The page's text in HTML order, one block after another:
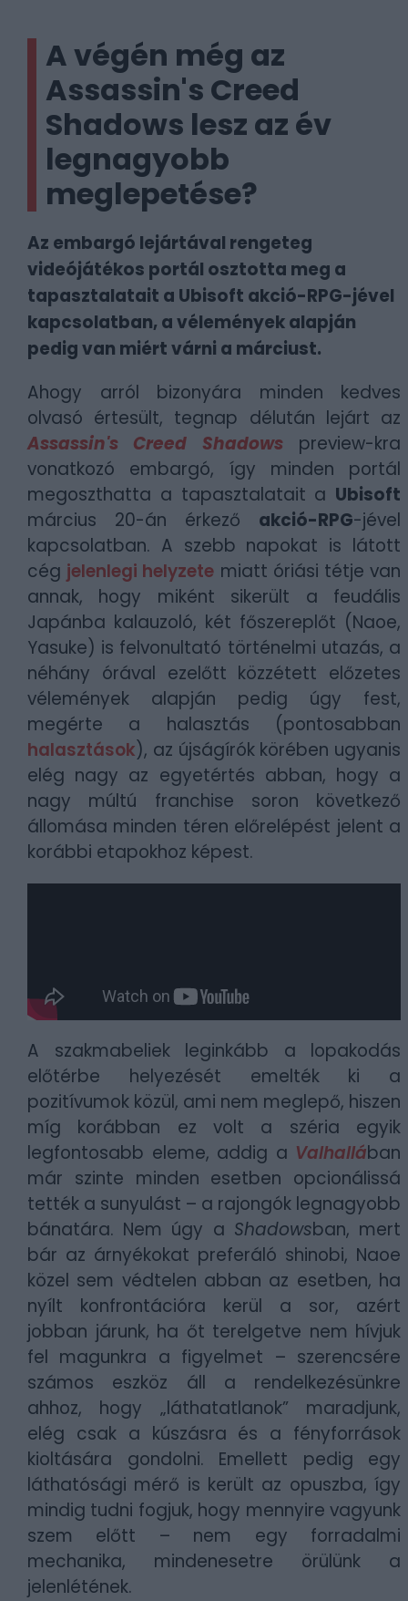
A végén még az
Assassin's Creed
Shadows lesz az év
legnagyobb
meglepetése?
Az embargó lejártával rengeteg
videójátékos portál osztotta meg a
tapasztalatait a Ubisoft akció-RPG-jével
kapcsolatban, a vélemények alapján
pedig van miért várni a márciust.
Ahogy arról bizonyára minden kedves
olvasó értesült, tegnap délután lejárt az
Assassin's Creed Shadowspreview-kra
vonatkozó embargó, így minden portál
megoszthatta a tapasztalatait a Ubisoft
március 20-án érkező akció-RPG-jével
kapcsolatban. A szebb napokat is látott
cég jelenlegi helyzete miatt óriási tétje van
annak, hogy miként sikerült a feudális
Japánba kalauzoló, két főszereplőt (Naoe,
Yasuke) is felvonultató történelmi utazás, a
néhány órával ezelőtt közzétett előzetes
vélemények alapján pedig úgy fest,
megérte a halasztás (pontosabban
halasztások), az újságírók körében ugyanis
elég nagy az egyetértés abban, hogy a
nagy múltú franchise soron következő
állomása minden téren előrelépést jelent a
korábbi etapokhoz képest.
A szakmabeliek leginkább a lopakodás
előtérbe helyezését emelték ki a
pozitívumok közül, ami nem meglepő, hiszen
míg korábban ez volt a széria egyik
legfontosabb eleme, addig a Valhallában
már szinte minden esetben opcionálissá
tették a sunyulást – a rajongók legnagyobb
bánatára. Nem úgy a Shadowsban, mert
bár az árnyékokat preferáló shinobi, Naoe
közel sem védtelen abban az esetben, ha
nyílt konfrontációra kerül a sor, azért
jobban járunk, ha őt terelgetve nem hívjuk
fel magunkra a figyelmet – szerencsére
számos eszköz áll a rendelkezésünkre
ahhoz, hogy „láthatatlanok” maradjunk,
elég csak a kúszásra és a fényforrások
kioltására gondolni. Emellett pedig egy
láthatósági mérő is került az opuszba, így
mindig tudni fogjuk, hogy mennyire vagyunk
szem előtt – nem egy forradalmi
mechanika, mindenesetre örülünk a
jelenlétének.